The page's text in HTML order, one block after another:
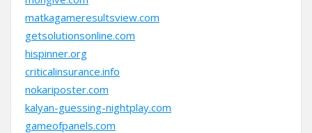
matkagameresultsview.com
getsolutionsonline.com
hispinner.org
criticalinsurance.info
nokariposter.com
kalyan-guessing-nightplay.com
gameofpanels.com